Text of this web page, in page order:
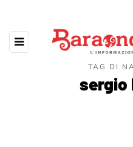
TAG DI